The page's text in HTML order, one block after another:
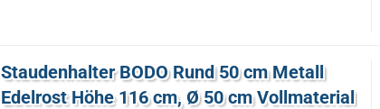
Stau­den­hal­ter BODO Rund 50 cm Me­tall
Edel­rost Höhe 116 cm, Ø 50 cm Voll­ma­te­ri­al